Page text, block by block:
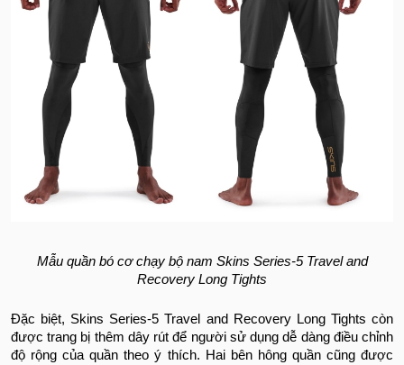
Mẫu quần bó cơ chạy bộ nam Skins Series-5 Travel and
Recovery Long Tights
Đặc biệt, Skins Series-5 Travel and Recovery Long Tights còn
được trang bị thêm dây rút để người sử dụng dễ dàng điều chỉnh
độ rộng của quần theo ý thích. Hai bên hông quần cũng được